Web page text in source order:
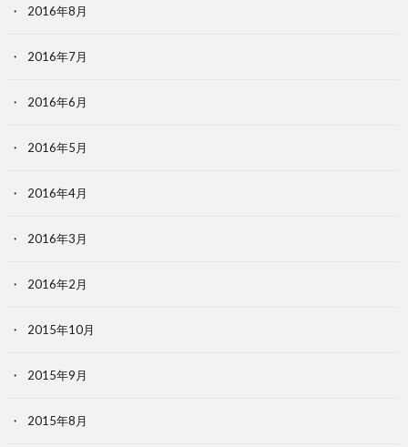
2016年8月
2016年7月
2016年6月
2016年5月
2016年4月
2016年3月
2016年2月
2015年10月
2015年9月
2015年8月